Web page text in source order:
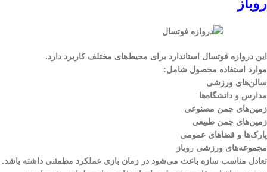
روباز
این دروازه فوتسال استاندارد برای محیط‌های مختلف کاربرد دارد.
موارد استفاده محصول شامل:
سالن‌های ورزشی
مدارس و دانشگاه‌ها
زمین‌های چمن مصنوعی
زمین‌های چمن طبیعی
پارک‌ها و فضاهای عمومی
مجموعه‌های ورزشی روباز
تعادل مناسب سازه باعث می‌شود در زمان بازی عملکرد مطمئنی داشته باشد.